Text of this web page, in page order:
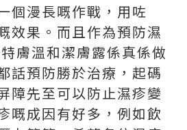
個漫長嘅作戰，用咗
效果。而且作為預防濕
膚溫和潔膚露係真係做
話預防勝於治療，起碼
障先至可以防止濕疹變
嘅成因有好多，例如飲